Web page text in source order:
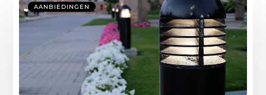
AANBIEDINGEN